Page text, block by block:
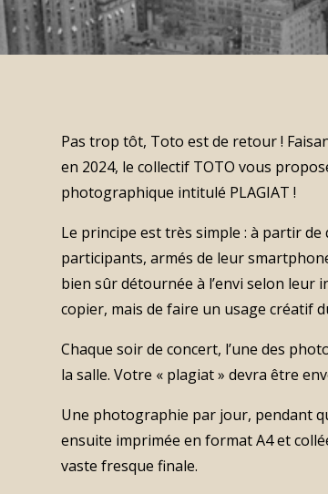
Pas trop tôt, Toto est de retour !
en 2024, le collectif TOTO vous
photographique intitulé PLAGIAT !
Le principe est très simple : à partir
participants, armés de leur
bien sûr détournée à l’envi selon leur
copier, mais de faire un usage créatif
Chaque soir de concert, l’une des
la salle. Votre « plagiat » devra être
Une photographie par jour, pendant
ensuite imprimée en format A4 et
vaste fresque finale.